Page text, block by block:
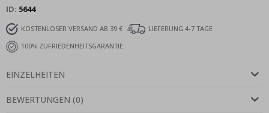
ID 5644
KOSTENLOSER VERSAND AB 39 €
LIEFERUNG 4-7 TAGE
100% ZUFRIEDENHEITSGARANTIE
EINZELHEITEN
BEWERTUNGEN (0)